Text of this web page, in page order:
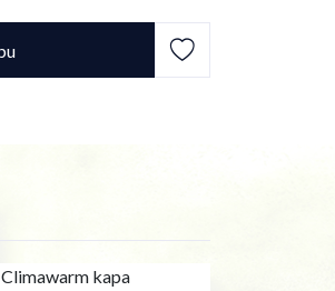
Climawarm kapa